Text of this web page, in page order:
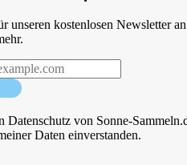
unseren kostenlosen Newsletter
Datenschutz von Sonne-
Daten einverstanden.